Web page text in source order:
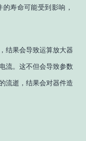
寿命可能受到影响，
结果会导致运算放大器
流。这不但会导致参数
流逝，结果会对器件造